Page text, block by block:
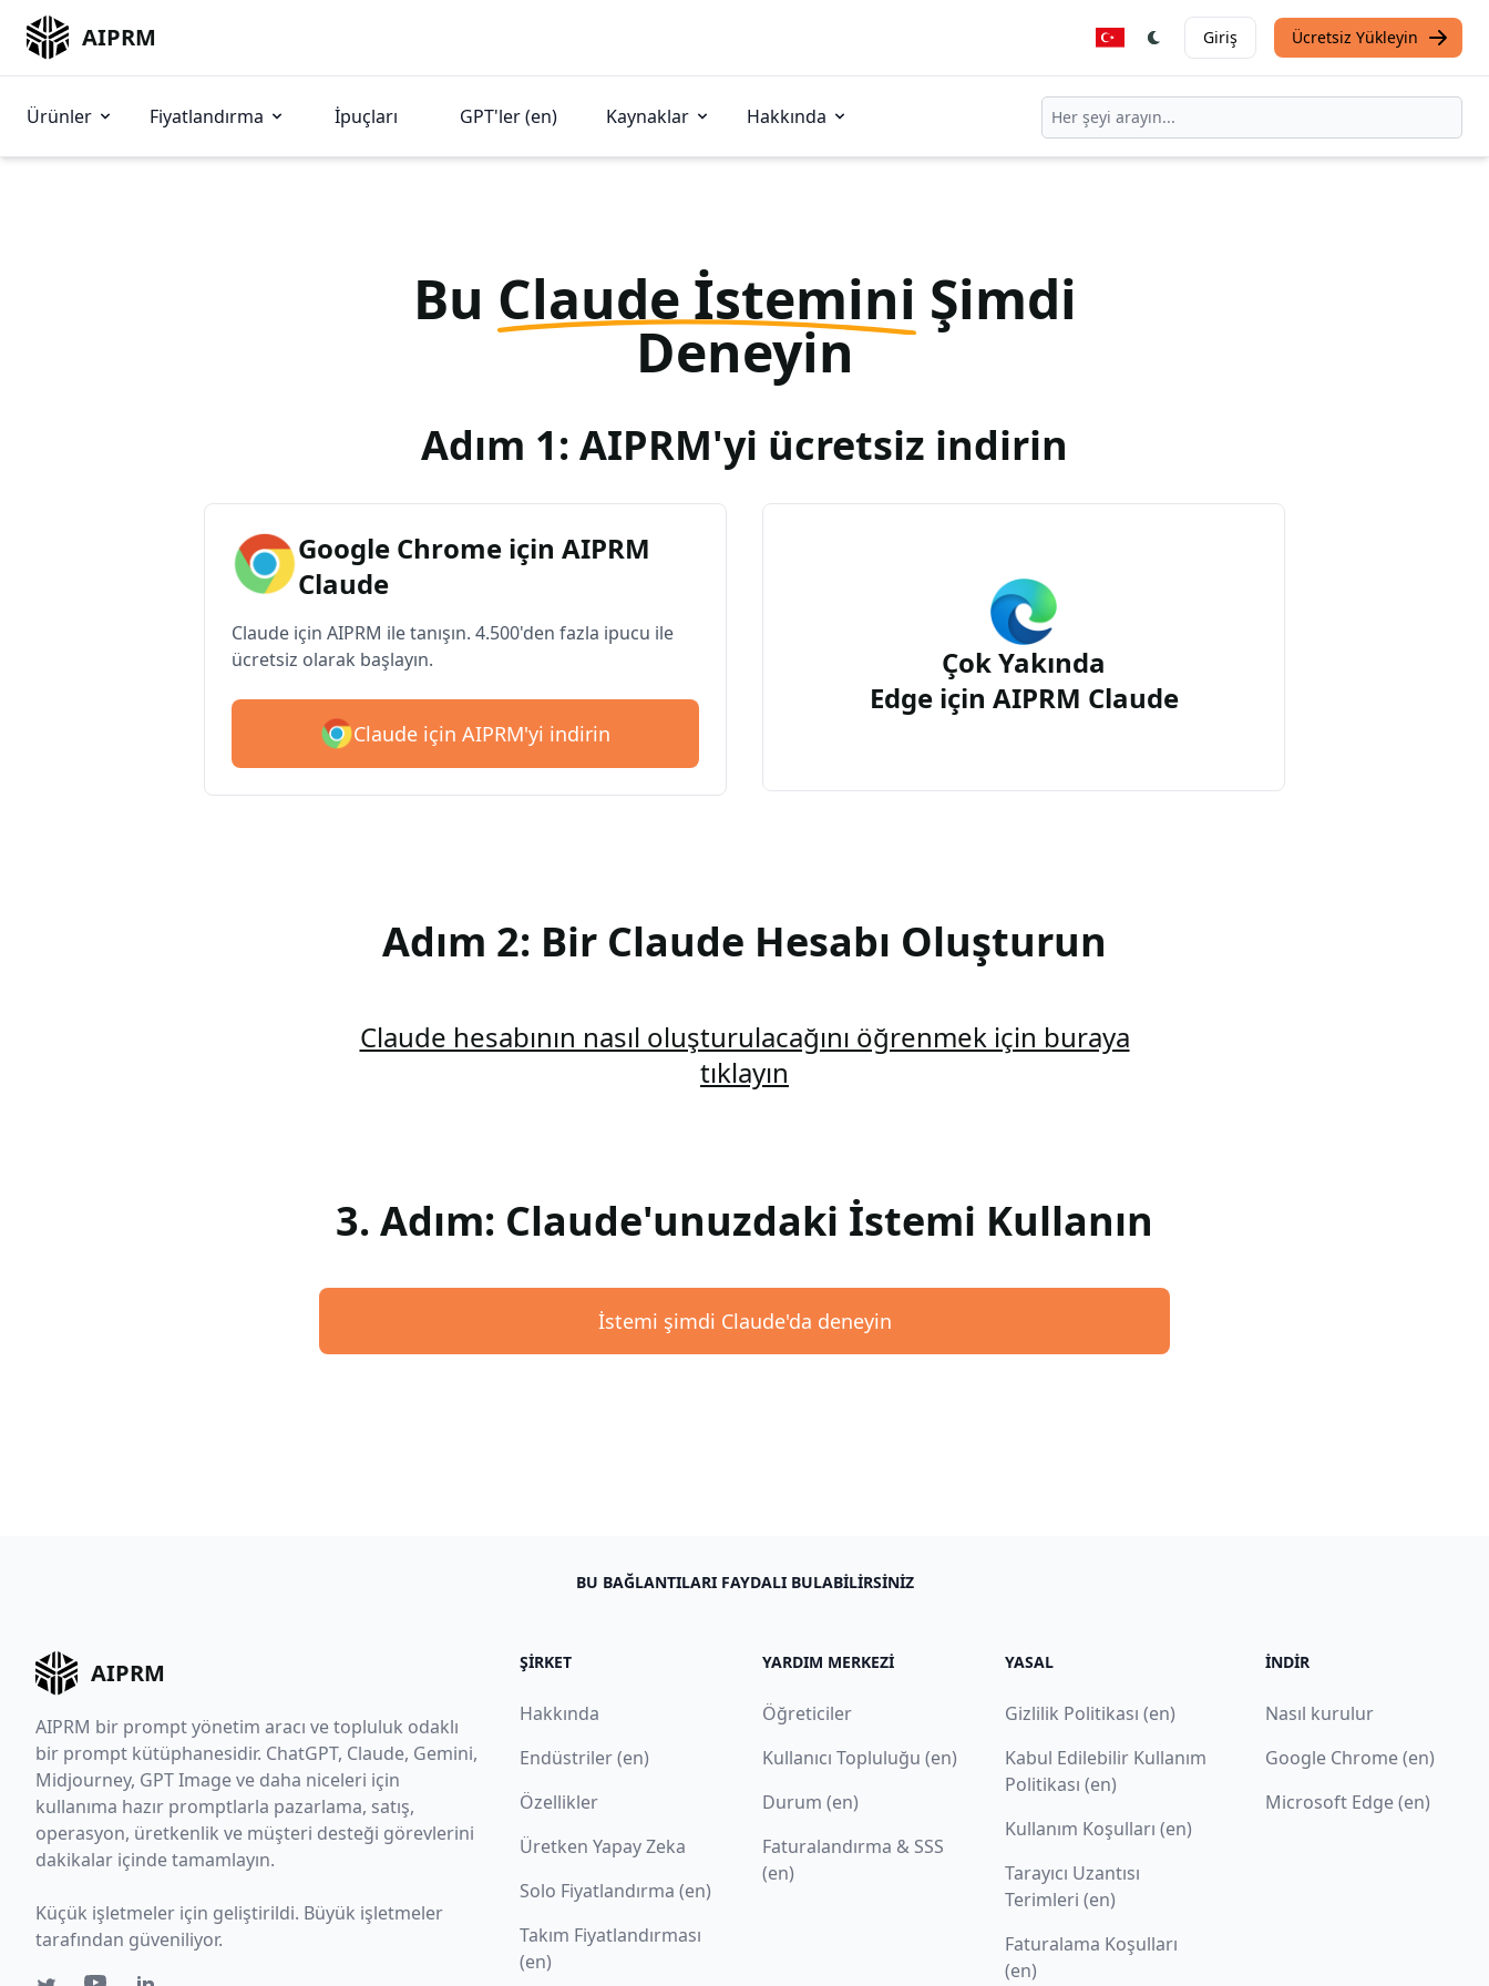
AIPRM Giriş Ücretsiz Yükleyin
Ürünler Fiyatlandırma İpuçları GPT'ler (en) Kaynaklar Hakkında
Bu Claude İstemini Şimdi
Deneyin
Adım 1: AIPRM'yi ücretsiz indirin
Google Chrome için AIPRM
Claude
Claude için AIPRM ile tanışın. 4.500'den fazla ipucu ile
ücretsiz olarak başlayın.
Claude için AIPRM'yi indirin
Çok Yakında
Edge için AIPRM Claude
Adım 2: Bir Claude Hesabı Oluşturun
Claude hesabının nasıl oluşturulacağını öğrenmek için buraya
tıklayın
3. Adım: Claude'unuzdaki İstemi Kullanın
İstemi şimdi Claude'da deneyin
BU BAĞLANTILARI FAYDALI BULABILIRSINIZ
AIPRM
AIPRM bir prompt yönetim aracı ve topluluk odaklı
bir prompt kütüphanesidir. ChatGPT, Claude, Gemini,
Midjourney, GPT Image ve daha niceleri için
kullanıma hazır promptlarla pazarlama, satış,
operasyon, üretkenlik ve müşteri desteği görevlerini
dakikalar içinde tamamlayın.
Küçük işletmeler için geliştirildi. Büyük işletmeler
tarafından güveniliyor.
ŞIRKET
Hakkında
Endüstriler (en)
Özellikler
Üretken Yapay Zeka
Solo Fiyatlandırma (en)
Takım Fiyatlandırması
(en)
YARDIM MERKEZI
Öğreticiler
Kullanıcı Topluluğu (en)
Durum (en)
Faturalandırma & SSS
(en)
YASAL
Gizlilik Politikası (en)
Kabul Edilebilir Kullanım
Politikası (en)
Kullanım Koşulları (en)
Tarayıcı Uzantısı
Terimleri (en)
Faturalama Koşulları
(en)
İNDIR
Nasıl kurulur
Google Chrome (en)
Microsoft Edge (en)